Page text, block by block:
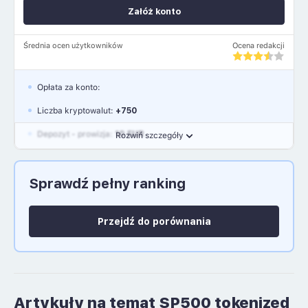
Średnia ocen użytkowników Ocena redakcji
Załóż konto
Rozwiń szczegóły
Opłata za konto:
Liczba kryptowalut: +750
Depozyt - prowizja: 10 EUR
Język polski: NIE
Sprawdź pełny ranking
Przejdź do porównania
Artykuły na temat SP500 tokenized